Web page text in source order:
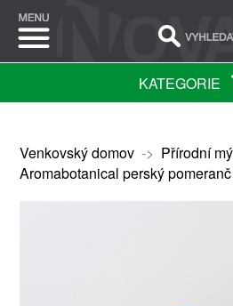
KATEGORIE
Venkovský domov-> Přírodní
Aromabotanical perský